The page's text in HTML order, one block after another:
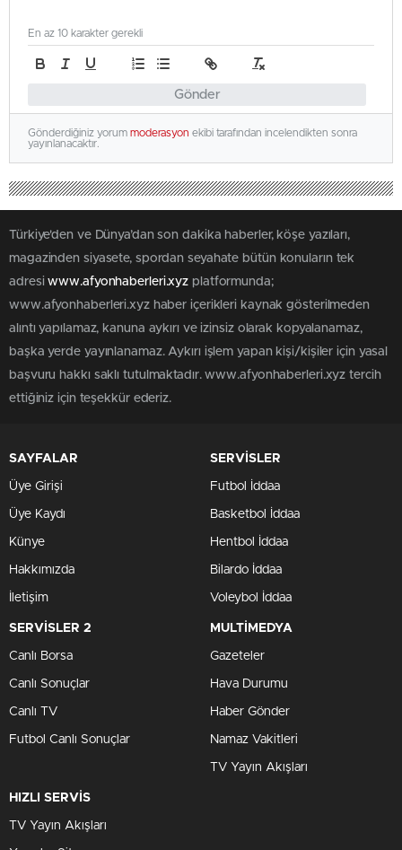
Gönder
En az 10 karakter gerekli
Gönderdiğiniz yorum moderasyon ekibi tarafından incelendikten sonra
yayınlanacaktır.
Türkiye'den ve Dünya’dan son dakika haberler, köşe yazıları,
magazinden siyasete, spordan seyahate bütün konuların tek
adresiwww.afyonhaberleri.xyz platformunda;
www.afyonhaberleri.xyz haber içerikleri kaynak gösterilmeden
alıntı yapılamaz, kanuna aykırı ve izinsiz olarak kopyalanamaz,
başka yerde yayınlanamaz. Aykırı işlem yapan kişi/kişiler için yasal
başvuru hakkı saklı tutulmaktadır. www.afyonhaberleri.xyz tercih
ettiğiniz için teşekkür ederiz.
SAYFALAR
Üye Girişi
Üye Kaydı
Künye
Hakkımızda
İletişim
SERVİSLER
Futbol İddaa
Basketbol İddaa
Hentbol İddaa
Bilardo İddaa
Voleybol İddaa
SERVİSLER 2
Canlı Borsa
Canlı Sonuçlar
Canlı TV
Futbol Canlı Sonuçlar
MULTİMEDYA
Gazeteler
Hava Durumu
Haber Gönder
Namaz Vakitleri
TV Yayın Akışları
HIZLI SERVİS
TV Yayın Akışları